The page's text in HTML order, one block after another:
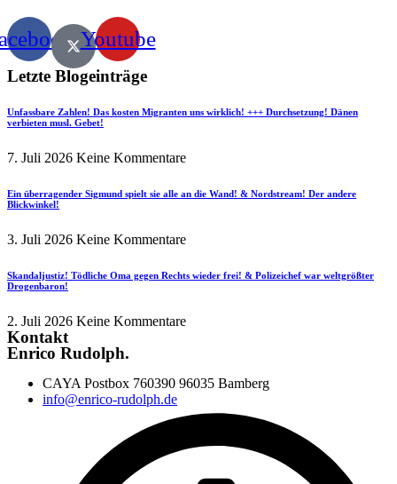
Youtube
Letzte Blogeinträge
Unfassbare Zahlen! Das kosten Migranten uns wirklich! +++ Durchsetzung! Dänen
verbieten musl. Gebet!
7. Juli 2026 Keine Kommentare
Ein überragender Sigmund spielt sie alle an die Wand! & Nordstream! Der andere
Blickwinkel!
3. Juli 2026 Keine Kommentare
Skandaljustiz! Tödliche Oma gegen Rechts wieder frei! & Polizeichef war weltgrößter
Drogenbaron!
2. Juli 2026 Keine Kommentare
Kontakt
Enrico Rudolph.
CAYA Postbox 760390 96035 Bamberg
info@enrico-rudolph.de